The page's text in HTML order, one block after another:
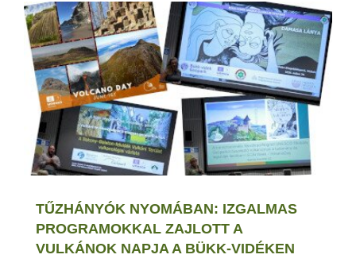
TŰZHÁNYÓK NYOMÁBAN: IZGALMAS
PROGRAMOKKAL ZAJLOTT A
VULKÁNOK NAPJA A BÜKK-VIDÉKEN